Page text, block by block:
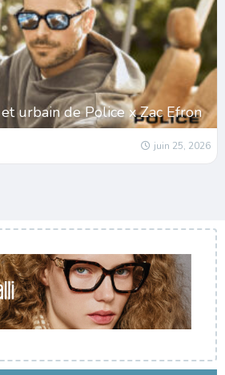
et urbain de Police x Zac Efron
juin 25, 2026